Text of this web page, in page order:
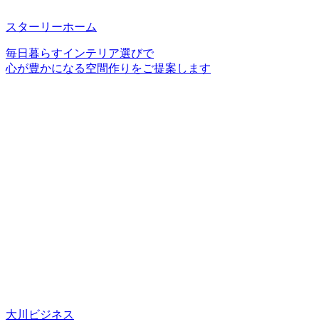
スターリーホーム
毎日暮らすインテリア選びで
心が豊かになる空間作りをご提案します
大川ビジネス